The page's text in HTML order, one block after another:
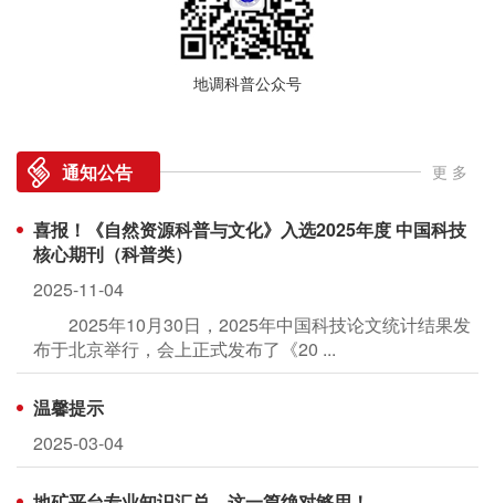
地调科普公众号
通知公告 更 多
喜报！《自然资源科普与文化》入选2025年度 中国科技
核心期刊（科普类）
2025-11-04
2025年10月30日，2025年中国科技论文统计结果发
布于北京举行，会上正式发布了《20 ...
温馨提示
2025-03-04